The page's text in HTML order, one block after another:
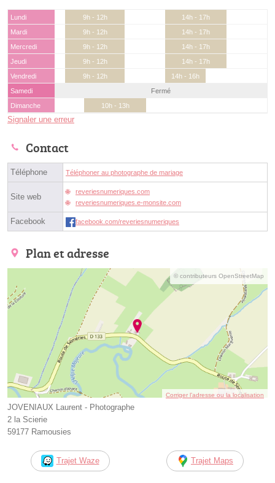
Lundi 9h - 12h
14h - 17h
Mardi
9h - 12h
14h - 17h
Mercredi
9h - 12h
14h - 17h
Jeudi
9h - 12h
14h - 17h
Vendredi
9h - 12h
14h - 16h
Samedi
Fermé
Dimanche
10h - 13h
Signaler une erreur
Contact
Téléphone Téléphoner au photographe de mariage
Site web
reveriesnumeriques.com
reveriesnumeriques.e-monsite.com
Facebook facebook.com/reveriesnumeriques
Plan et adresse
© contributeurs OpenStreetMap
Corriger l’adresse ou la localisation
JOVENIAUX Laurent - Photographe
2 la Scierie
59177 Ramousies
Trajet Waze Trajet Maps